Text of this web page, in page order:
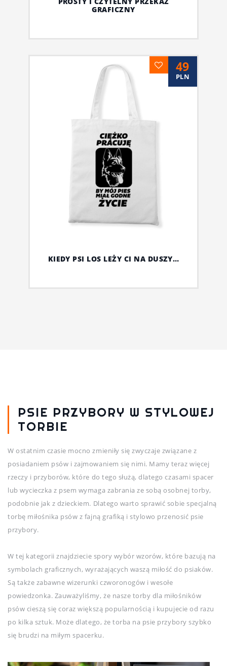
GRAFICZNY
49
PLN
KIEDY PSI LOS LEŻY CI NA DUSZY…
PSIE PRZYBORY W STYLOWEJ
TORBIE
W ostatnim czasie mocno zmieniły się zwyczaje związane z
posiadaniem psów i zajmowaniem się nimi. Mamy teraz więcej
rzeczy i przyborów, które do tego służą, dlatego czasami spacer
lub wycieczka z psem wymaga zabrania ze sobą osobnej torby,
podobnie jak z dzieckiem. Dlatego warto sprawić sobie specjalną
torbę miłośnika psów z fajną grafiką i stylowo przenosić psie
przybory.
W tej kategorii znajdziecie spory wybór wzorów, które bazują na
symbolach graficznych, wyrażających waszą miłość do psiaków.
Są także zabawne wizerunki czworonogów i wesołe
powiedzonka. Zauważyliśmy, że nasze torby dla miłośników
psów cieszą się coraz większą popularnością i kupujecie od razu
po kilka sztuk. Może dlatego, że torba na psie przybory szybko
się brudzi na miłym spacerku.